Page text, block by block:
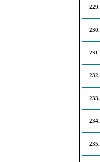
229.
230.
231.
232.
233.
234.
235.